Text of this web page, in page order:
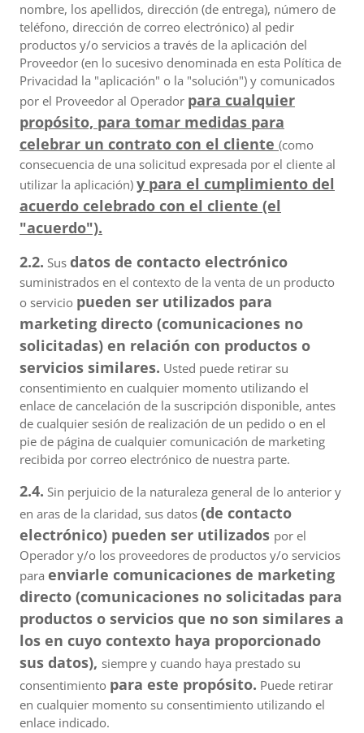
nombre, los apellidos, dirección (de entrega), número de
teléfono, dirección de correo electrónico) al pedir
productos y/o servicios a través de la aplicación del
Proveedor (en lo sucesivo denominada en esta Política de
Privacidad la "aplicación" o la "solución") y comunicados
por el Proveedor al Operador para cualquier
propósito, para tomar medidas para
celebrar un contrato con el cliente (como
consecuencia de una solicitud expresada por el cliente al
utilizar la aplicación) y para el cumplimiento del
acuerdo celebrado con el cliente (el
"acuerdo").
2.2. Sus datos de contacto electrónico
suministrados en el contexto de la venta de un producto
o servicio pueden ser utilizados para
marketing directo (comunicaciones no
solicitadas) en relación con productos o
servicios similares. Usted puede retirar su
consentimiento en cualquier momento utilizando el
enlace de cancelación de la suscripción disponible, antes
de cualquier sesión de realización de un pedido o en el
pie de página de cualquier comunicación de marketing
recibida por correo electrónico de nuestra parte.
2.4. Sin perjuicio de la naturaleza general de lo anterior y
en aras de la claridad, sus datos (de contacto
electrónico) pueden ser utilizados por el
Operador y/o los proveedores de productos y/o servicios
para enviarle comunicaciones de marketing
directo (comunicaciones no solicitadas para
productos o servicios que no son similares a
los en cuyo contexto haya proporcionado
sus datos), siempre y cuando haya prestado su
consentimiento para este propósito. Puede retirar
en cualquier momento su consentimiento utilizando el
enlace indicado.